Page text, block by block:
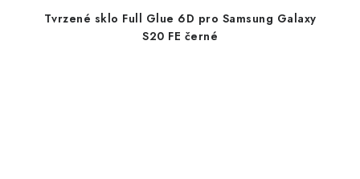
Tvrzené sklo Full Glue 6D pro Samsung Galaxy
S20 FE černé